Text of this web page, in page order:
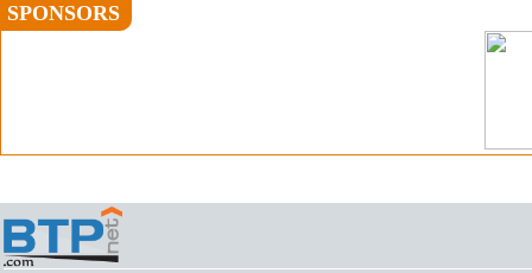
SPONSORS